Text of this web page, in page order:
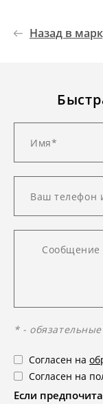
Назад в
* -
Согласен на
Согласен на
Если